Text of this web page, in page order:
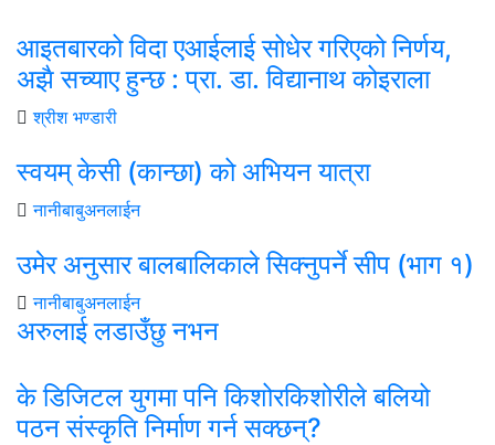
आइतबारको विदा एआईलाई सोधेर गरिएको निर्णय,
अझै सच्याए हुन्छ : प्रा‍. डा. विद्यानाथ कोइराला
श्रीश भण्डारी
स्वयम् केसी (कान्छा) को अभियन यात्रा
नानीबाबुअनलाईन
उमेर अनुसार बालबालिकाले सिक्नुपर्ने सीप (भाग १)
नानीबाबुअनलाईन
अरुलाई लडाउँछु नभन
के डिजिटल युगमा पनि किशोरकिशोरीले बलियो
पठन संस्कृति निर्माण गर्न सक्छन्?